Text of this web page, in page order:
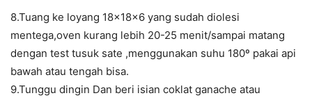
8.Tuang ke loyang 18x18x6 yang sudah diolesi
mentega,oven kurang lebih 20-25 menit/sampai matang
dengan test tusuk sate ,menggunakan suhu 180º pakai api
bawah atau tengah bisa.
9.Tunggu dingin Dan beri isian coklat ganache atau